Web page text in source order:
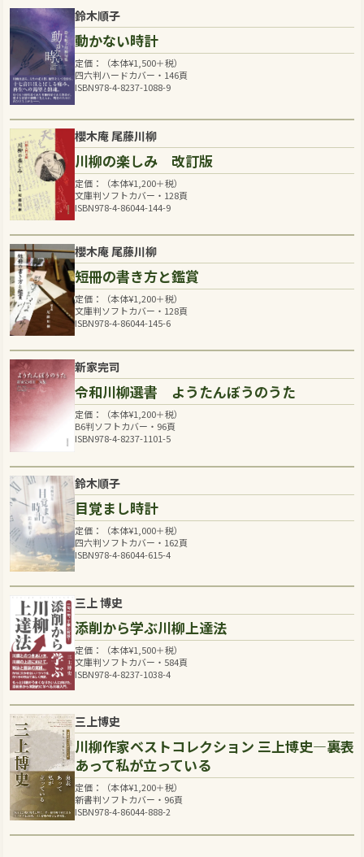
鈴木順子
動かない時計
定価：（本体¥1,500＋税）
四六判ハードカバー・146頁
ISBN978-4-8237-1088-9
櫻木庵 尾藤川柳
川柳の楽しみ 改訂版
定価：（本体¥1,200＋税）
文庫判ソフトカバー・128頁
ISBN978-4-86044-144-9
櫻木庵 尾藤川柳
短冊の書き方と鑑賞
定価：（本体¥1,200＋税）
文庫判ソフトカバー・128頁
ISBN978-4-86044-145-6
新家完司
令和川柳選書 ようたんぼうのうた
定価：（本体¥1,200＋税）
B6判ソフトカバー・96頁
ISBN978-4-8237-1101-5
鈴木順子
目覚まし時計
定価：（本体¥1,000＋税）
四六判ソフトカバー・162頁
ISBN978-4-86044-615-4
三上 博史
添削から学ぶ川柳上達法
定価：（本体¥1,500＋税）
文庫判ソフトカバー・584頁
ISBN978-4-8237-1038-4
三上博史
川柳作家ベストコレクション 三上博史―裏表
あって私が立っている
定価：（本体¥1,200＋税）
新書判ソフトカバー・96頁
ISBN978-4-86044-888-2